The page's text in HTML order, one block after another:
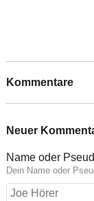
Kommentare
Neuer
Name oder
Dein Name oder